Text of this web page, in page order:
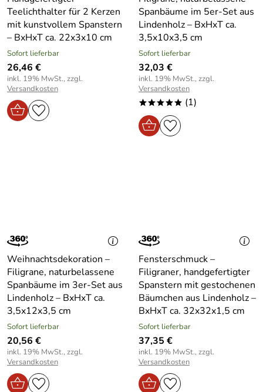
Teelichthalter für 2 Kerzen
mit kunstvollem Spanstern
– BxHxT ca. 22x3x10 cm
Sofort lieferbar
26,46 €
inkl. 19% MwSt., zzgl.
Versandkosten
Spanbäume im 5er-Set aus
Lindenholz – BxHxT ca.
3,5x10x3,5 cm
Sofort lieferbar
32,03 €
inkl. 19% MwSt., zzgl.
Versandkosten
***** (1)
Weihnachtsdekoration –
Filigrane, naturbelassene
Spanbäume im 3er-Set aus
Lindenholz – BxHxT ca.
3,5x12x3,5 cm
Sofort lieferbar
20,56 €
inkl. 19% MwSt., zzgl.
Versandkosten
Fensterschmuck –
Filigraner, handgefertigter
Spanstern mit gestochenen
Bäumchen aus Lindenholz –
BxHxT ca. 32x32x1,5 cm
Sofort lieferbar
37,35 €
inkl. 19% MwSt., zzgl.
Versandkosten